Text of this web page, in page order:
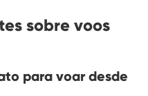
sobre voos
para voar desde